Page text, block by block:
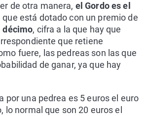
de otra manera, el Gordo es el
que está dotado con un premio de
décimo, cifra a la que hay que
que retiene
fuere, las pedreas son las que
de ganar, ya que hay
por una pedrea es 5 euros el euro
lo normal que son 20 euros el